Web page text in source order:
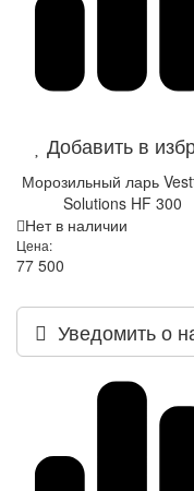
Добавить в
Морозильный ларь
Solutions HF 300
Нет в наличии
Цена:
77 500
Уведомить о